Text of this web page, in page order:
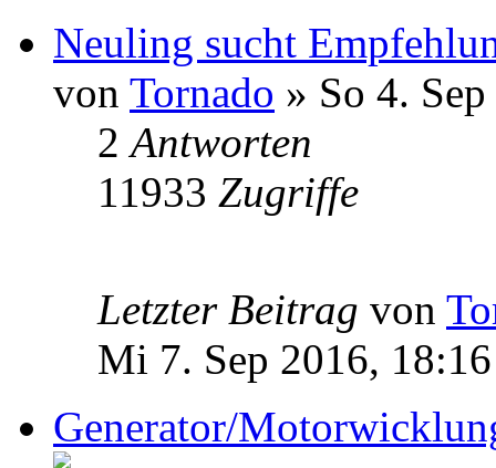
Neuling sucht
von Tornado » So 4.
2Antworten
11933 Zugriffe
Letzter Beitrag von
Mi 7. Sep 2016, 18:16
Generator/